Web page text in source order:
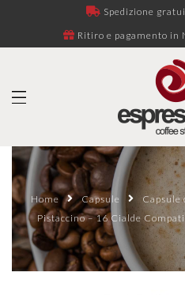
Spedizione
Ritiro e pagamento in
Home Capsule Capsule
Pistaccino – 16 Cialde